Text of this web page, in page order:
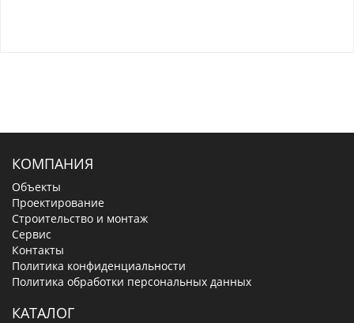
КОМПАНИЯ
Объекты
Проектирование
Строительство и монтаж
Сервис
Контакты
Политика конфиденциальности
Политика обработки персональных данных
КАТАЛОГ